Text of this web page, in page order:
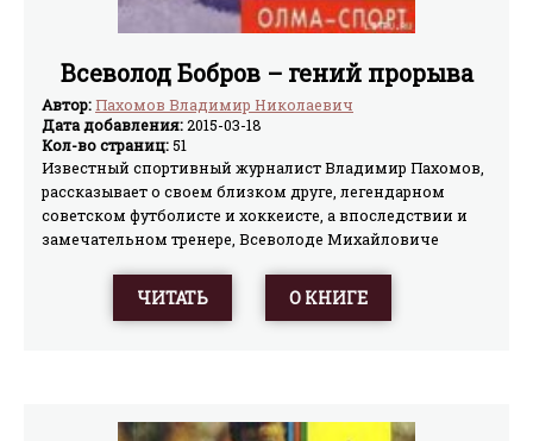
Всеволод Бобров – гений прорыва
Автор:Пахомов Владимир Николаевич
Дата добавления:2015-03-18
Кол-во страниц: 51
Известный спортивный журналист Владимир Пахомов,
рассказывает о своем близком друге, легендарном
советском футболисте и хоккеисте, а впоследствии и
замечательном тренере, Всеволоде Михайловиче
ЧИТАТЬ О КНИГЕ